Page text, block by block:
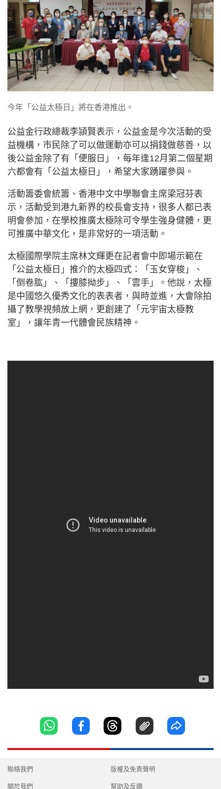
今年「公益太極日」將在香港推出。 ​
公益金行政總裁李頴賢表示，公益金是今次活動的受
益機構，市民除了可以做運動亦可以捐錢做慈善，以
後公益金除了有「便服日」，每年逢12月第二個星期
六都會有「公益太極日」，希望大家踴躍參與。
活動籌委會統籌、香港中文中學聯會主席梁冠芬表
示，活動受到港九新界的校長會支持，很多人都已表
明會參加，在學校推廣太極除可令學生強身健體，更
可推廣中華文化，是非常好的一項活動。
太極國際學院主席林文輝更在記者會中即場示範在
「公益太極日」推介的太極四式：「玉女穿梭」、
「倒卷肱」、「摟膝拗步」、「雲手」。他說，太極
是中國悠久優秀文化的表表者，與時並進，大會除拍
攝了教學視頻放上網，更創建了「元宇宙太極教
室」，讓年青一代體會民族精神。
聯絡我們
關於我們
版權及免責聲明
幫助及反饋